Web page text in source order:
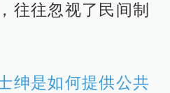
往往忽视了民间制
绅是如何提供公共